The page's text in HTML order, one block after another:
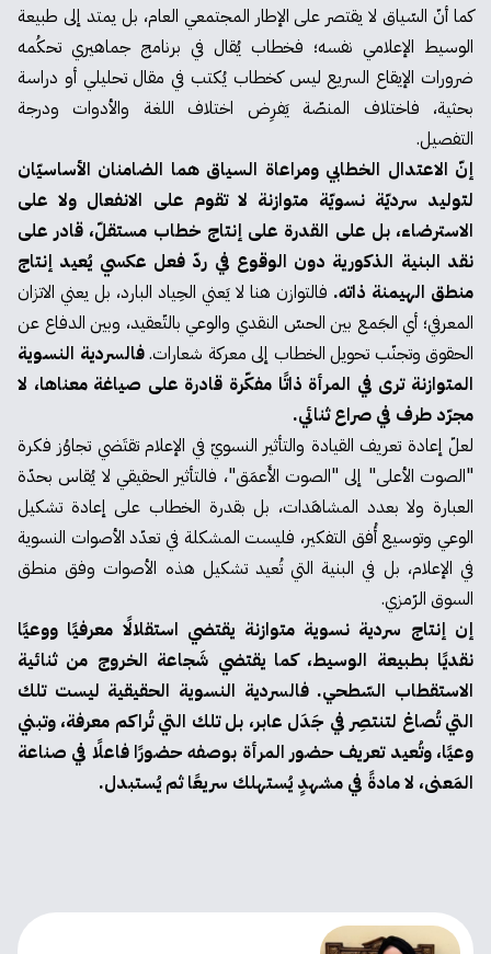
كما أنّ السّياق لا يقتصر على الإطار المجتمعي العام، بل يمتد إلى طبيعة
الوسيط الإعلامي نفسه؛ فخطاب يُقال في برنامج جماهيري تحكُمه
ضرورات الإيقاع السريع ليس كخطاب يُكتب في مقال تحليلي أو دراسة
بحثية، فاختلاف المنصّة يَفرِض اختلاف اللغة والأدوات ودرجة
التفصيل.
إنّ الاعتدال الخطابي ومراعاة السياق هما الضامنان الأساسيّان
لتوليد سرديّة نسويّة متوازنة لا تقوم على الانفعال ولا على
الاسترضاء، بل على القدرة على إنتاج خطاب مستقلّ، قادر على
نقد البنية الذكورية دون الوقوع في ردّ فعل عكسي يُعيد إنتاج
منطق الهيمنة ذاته. فالتوازن هنا لا يَعني الحِياد البارد، بل يعني الاتزان
المعرفي؛ أي الجَمع بين الحسّ النقدي والوعي بالتّعقيد، وبين الدفاع عن
الحقوق وتجنّب تحويل الخطاب إلى معركة شعارات.فالسردية النسوية
المتوازنة ترى في المرأة ذاتًا مفكّرة قادرة على صياغة معناها، لا
مجرّد طرف في صراع ثنائي.
لعلّ إعادة تعريف القيادة والتأثير النسويّ في الإعلام تقتَضي تجاوُز فكرة
"الصوت الأعلى" إلى "الصوت الأَعمَق"، فالتأثير الحقيقي لا يُقاس بحدّة
العبارة ولا بعدد المشاهَدات، بل بقدرة الخطاب على إعادة تشكيل
الوعي وتوسيع أُفق التفكير، فليست المشكلة في تعدّد الأصوات النسوية
في الإعلام، بل في البنية التي تُعيد تشكيل هذه الأصوات وفق منطق
السوق الرّمزي.
إن إنتاج سردية نسوية متوازنة يقتضي استقلالًا معرفيًا ووعيًا
نقديًا بطبيعة الوسيط، كما يقتضي شَجاعة الخروج من ثنائية
الاستقطاب السّطحي. فالسردية النسوية الحقيقية ليست تلك
التي تُصاغ لتنتصِر في جَدَل عابر، بل تلك التي تُراكم معرفة، وتبني
وعيًا، وتُعيد تعريف حضور المرأة بوصفه حضورًا فاعلًا في صناعة
المَعنى، لا مادةً في مشهدٍ يُستهلك سريعًا ثم يُستبدل.